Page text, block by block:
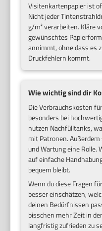
Visitenkartenpapier ist
Nicht jeder
g/m² verarbeiten. Kläre
gewünschtes
annimmt, ohne dass es
Druckfehlern kommt.
Wie wichtig sind dir
Die Verbrauchskosten
besonders bei
nutzen Nachfülltanks,
mit Patronen.
und Wartung eine Rolle.
auf einfache
bequem bleibt.
Wenn du diese Fragen
besser einschätzen,
deinen Bedürfnissen
bisschen mehr Zeit in
langfristig zufrieden zu